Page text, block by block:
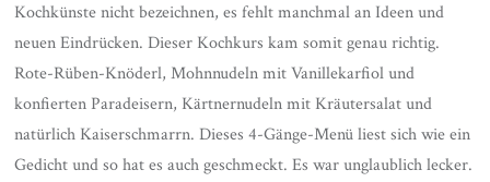
Kochkünste nicht bezeichnen, es fehlt manchmal an Ideen und
neuen Eindrücken. Dieser Kochkurs kam somit genau richtig.
Rote-Rüben-Knöderl, Mohnnudeln mit Vanillekarfiol und
konfierten Paradeisern, Kärtnernudeln mit Kräutersalat und
natürlich Kaiserschmarrn. Dieses 4-Gänge-Menü liest sich wie ein
Gedicht und so hat es auch geschmeckt. Es war unglaublich lecker.